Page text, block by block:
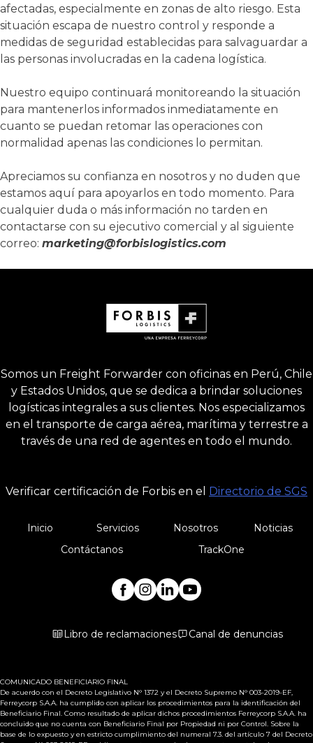
afectadas, especialmente en zonas de alto riesgo. Esta
situación escapa de nuestro control y responde a
medidas de seguridad establecidas para salvaguardar a
las personas involucradas en la cadena logística.
Nuestro equipo continuará monitoreando la situación
para mantenerlos informados inmediatamente en
cuanto se puedan retomar las operaciones con
normalidad apenas las condiciones lo permitan.
Apreciamos su confianza en nosotros y no duden que
estamos aquí para apoyarlos en todo momento. Para
cualquier duda o más información no tarden en
contactarse con su ejecutivo comercial y al siguiente
correo: marketing@forbislogistics.com
Somos un Freight Forwarder con oficinas en Perú, Chile
y Estados Unidos, que se dedica a brindar soluciones
logísticas integrales a sus clientes. Nos especializamos
en el transporte de carga aérea, marítima y terrestre a
través de una red de agentes en todo el mundo.
Verificar certificación de Forbis en el Directorio de SGS
Inicio Servicios Nosotros
Noticias
Contáctanos
TrackOne
Libro de reclamaciones Canal de denuncias
COMUNICADO BENEFICIARIO FINAL
De acuerdo con el Decreto Legislativo N° 1372 y el Decreto Supremo N° 003-2019-EF,
Ferreycorp S.A.A. ha cumplido con aplicar los procedimientos para la identificación del
Beneficiario Final. Como resultado de aplicar dichos procedimientos Ferreycorp S.A.A. ha
concluido que no cuenta con Beneficiario Final por Propiedad ni por Control. Sobre la
base de lo expuesto y en estricto cumplimiento del numeral 7.3. del artículo 7 del Decreto